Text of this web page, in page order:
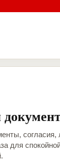
согласия,
для